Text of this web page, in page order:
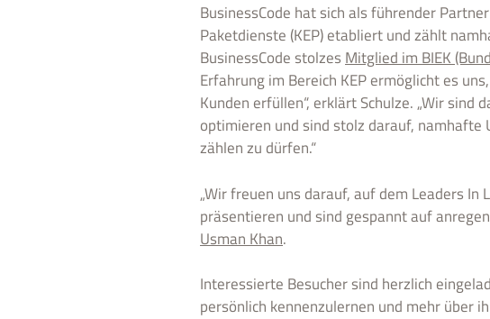
BusinessCode hat sich als führender
Paketdienste (KEP) etabliert und zählt
BusinessCode stolzes Mitglied im BIEK
Erfahrung im Bereich KEP ermöglicht es
Kunden erfüllen“, erklärt Schulze. „Wir
optimieren und sind stolz darauf, namhafte
zählen zu dürfen.“
„Wir freuen uns darauf, auf dem Leaders
präsentieren und sind gespannt auf
Usman Khan.
Interessierte Besucher sind herzlich
persönlich kennenzulernen und mehr über